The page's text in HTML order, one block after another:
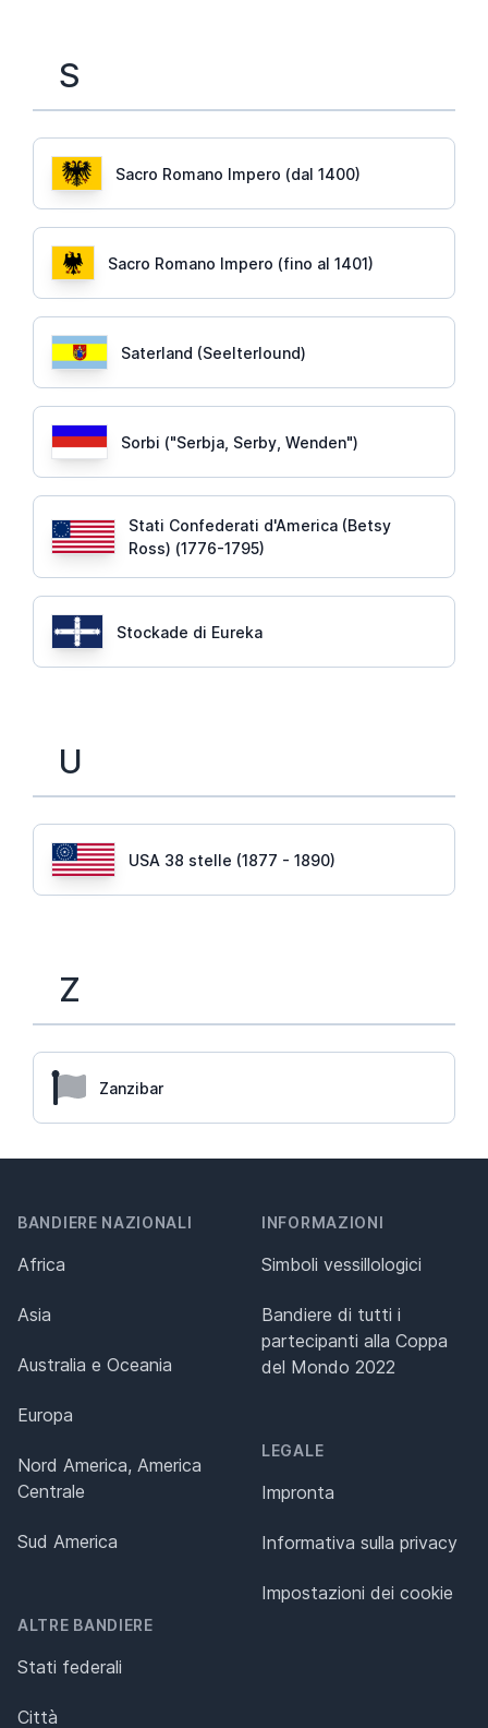
S
Sacro Romano Impero (dal 1400)
Sacro Romano Impero (fino al 1401)
Saterland (Seelterlound)
Sorbi ("Serbja, Serby, Wenden")
Stati Confederati d'America (Betsy
Ross) (1776-1795)
Stockade di Eureka
U
USA 38 stelle (1877 - 1890)
Z
Zanzibar
BANDIERE NAZIONALI
Africa
Asia
Australia e Oceania
Europa
Nord America, America
Centrale
Sud America
ALTRE BANDIERE
Stati federali
Città
INFORMAZIONI
Simboli vessillologici
Bandiere di tutti i
partecipanti alla Coppa
del Mondo 2022
LEGALE
Impronta
Informativa sulla privacy
Impostazioni dei cookie